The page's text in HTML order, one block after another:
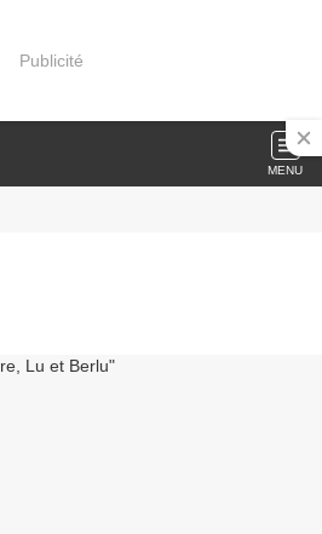
Publicité
MENU